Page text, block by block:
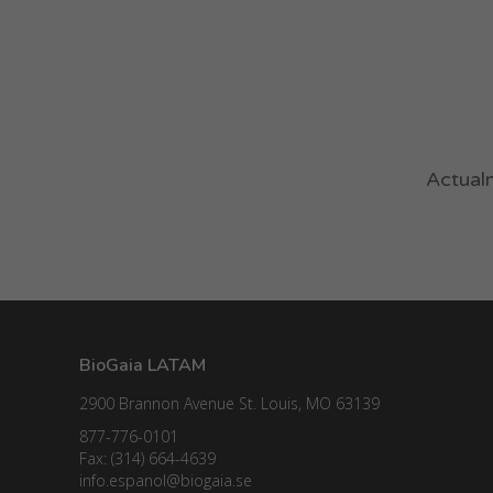
BioGaia LATAM
2900 Brannon Avenue St. Louis, MO 63139
877-776-0101
Fax: (314) 664-4639
info.espanol@biogaia.se